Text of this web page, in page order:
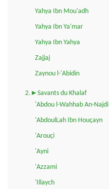
Yahya Ibn Mou'adh
Yahya Ibn Ya'mar
Yahya Ibn Yahya
Zajjaj
Zaynou l-'Abidin
2.►Savants du Khalaf
'Abdou l-Wahhab An-Najdi
'AbdoulLah Ibn Houçayn
'Arouçi
'Ayni
'Azzami
'Illaych